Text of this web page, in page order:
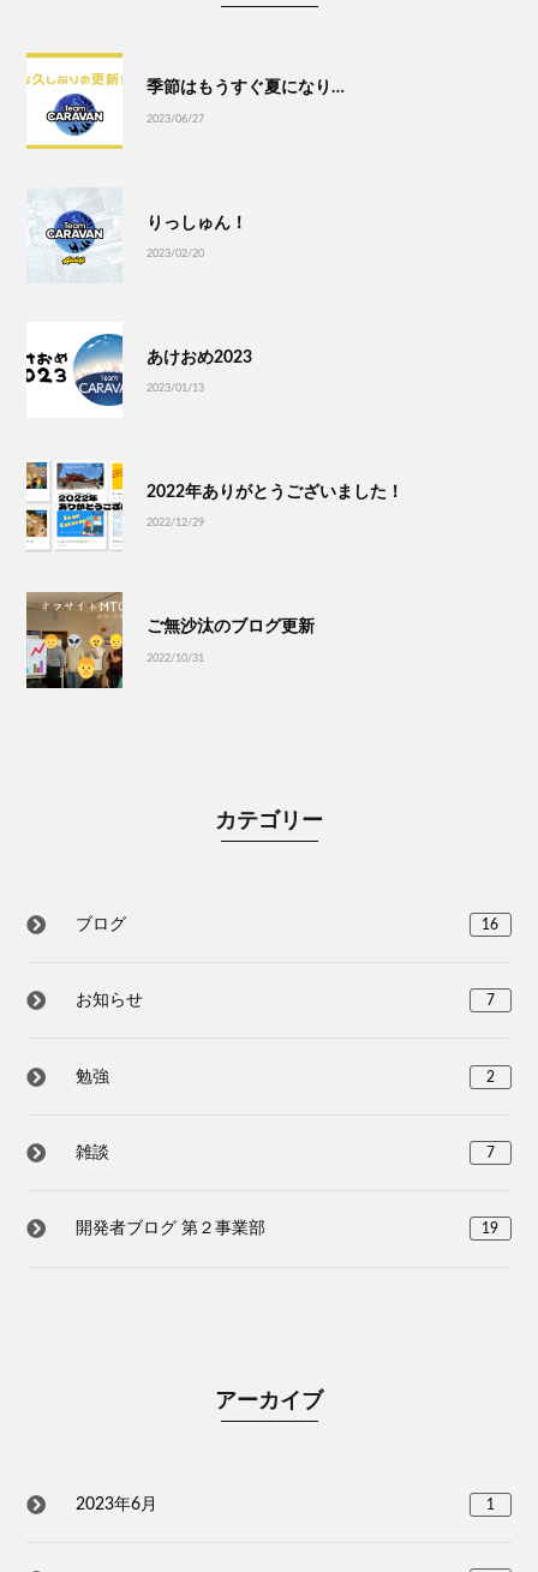
季節はもうすぐ夏になり…
2023/06/27
りっしゅん！
2023/02/20
あけおめ2023
2023/01/13
2022年ありがとうございました！
2022/12/29
ご無沙汰のブログ更新
2022/10/31
カテゴリー
ブログ 16
お知らせ 7
勉強 2
雑談 7
開発者ブログ 第２事業部 19
アーカイブ
2023年6月 1